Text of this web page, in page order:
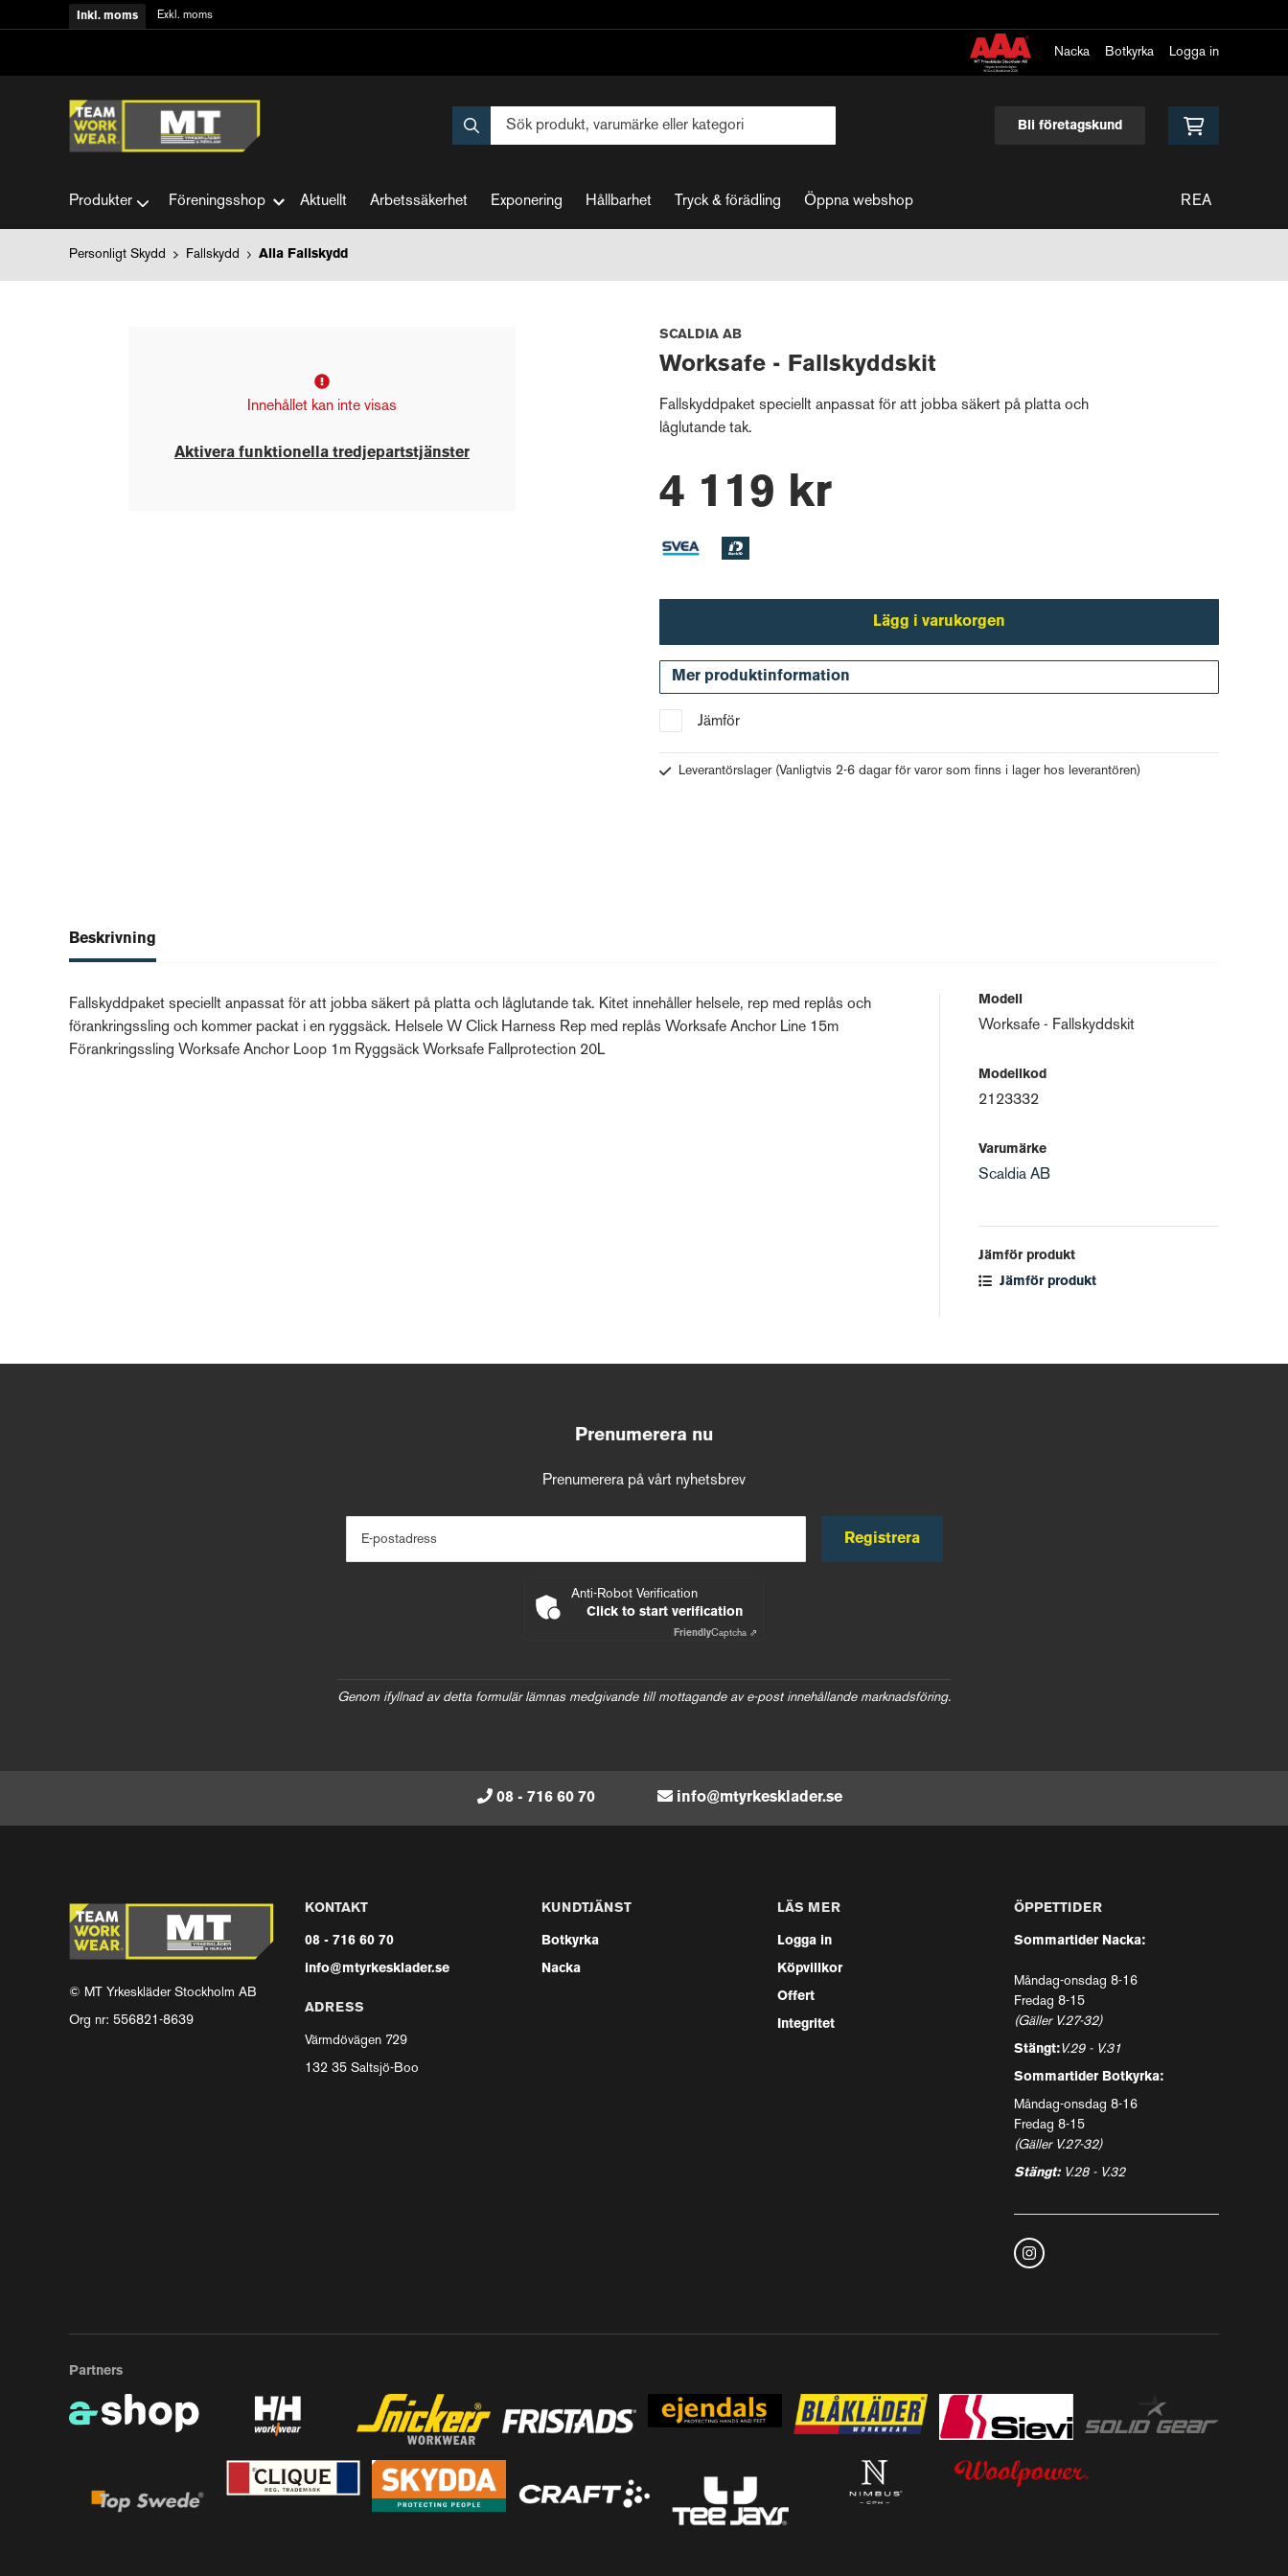
Inkl. moms Exkl. moms
Nacka Botkyrka Logga in
Bli företagskund
Produkter Föreningsshop Aktuellt Arbetssäkerhet Exponering Hållbarhet Tryck & förädling Öppna webshop REA
Personligt Skydd Fallskydd Alla Fallskydd
Innehållet kan inte visas
Aktivera funktionella tredjepartstjänster
SCALDIA AB
Worksafe - Fallskyddskit
Fallskyddpaket speciellt anpassat för att jobba säkert på platta och
låglutande tak.
4 119 kr
Lägg i varukorgen
Mer produktinformation
Jämför
Leverantörslager (Vanligtvis 2-6 dagar för varor som finns i lager hos leverantören)
Beskrivning
Fallskyddpaket speciellt anpassat för att jobba säkert på platta och låglutande tak. Kitet innehåller helsele, rep med replås och
förankringssling och kommer packat i en ryggsäck. Helsele W Click Harness Rep med replås Worksafe Anchor Line 15m
Förankringssling Worksafe Anchor Loop 1m Ryggsäck Worksafe Fallprotection 20L
Modell
Worksafe - Fallskyddskit
Modellkod
2123332
Varumärke
Scaldia AB
Jämför produkt
Jämför produkt
Prenumerera nu
Prenumerera på vårt nyhetsbrev
E-postadress Registrera
Anti-Robot Verification
Click to start verification
FriendlyCaptcha ⇗
Genom ifyllnad av detta formulär lämnas medgivande till mottagande av e-post innehållande marknadsföring.
08 - 716 60 70 info@mtyrkesklader.se
© MT Yrkeskläder Stockholm AB
Org nr: 556821-8639
KONTAKT
08 - 716 60 70
info@mtyrkesklader.se
ADRESS
Värmdövägen 729
132 35 Saltsjö-Boo
KUNDTJÄNST
Botkyrka
Nacka
LÄS MER
Logga in
Köpvillkor
Offert
Integritet
ÖPPETTIDER
Sommartider Nacka:
Måndag-onsdag 8-16
Fredag 8-15
(Gäller V.27-32)
Stängt:V.29 - V.31
Sommartider Botkyrka:
Måndag-onsdag 8-16
Fredag 8-15
(Gäller V.27-32)
Stängt: V.28 - V.32
Partners